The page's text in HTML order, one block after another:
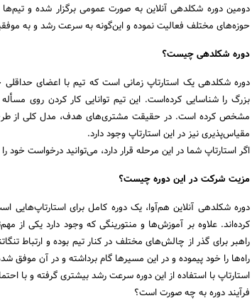
دومین دوره شکلدهی آنلاین به صورت عمومی برگزار شده و تیم‌ها
حوزه‌های مختلف فعالیت نموده و این‌گونه به سرعت رشد و به
دوره شکلدهی چیست؟
دوره شکلدهی یک استارتاپ زمانی است که تیم با اعضای
بزرگ را شناسایی کرده‌است. این تیم توانایی کار کردن روی
مشخص کرده ‌است. در حقیقت مشتری‌های هدف، مدل کلی از طرح
مقیاس‌پذیری نیز در این استارتاپ وجود دارد.
اگر استارتاپ شما در این مرحله قرار دارد، می‌توانید درخواست خود
مزیت شرکت در این دوره چیست؟
دوره شکلدهی آنلاین هم‌آوا، یک دوره کامل برای
کرده‌اند. علاوه بر آموزش‌ها و منتورینگی که وجود دارد یکی از
راهبر برای گذر از چالش‌های مختلف در کنار تیم بوده و ارتباط
راه‌ها را خود پیموده و در این مسیرها گام برداشته و در آن موفق
استارتاپ با استفاده از این دوره سرعت رشد بیشتری گرفته و با
فرآیند دوره به چه صورت است؟